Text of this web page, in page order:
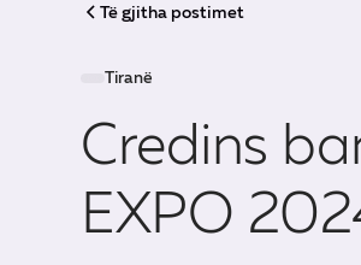
Të gjitha postimet
Tiranë
Credins
EXPO